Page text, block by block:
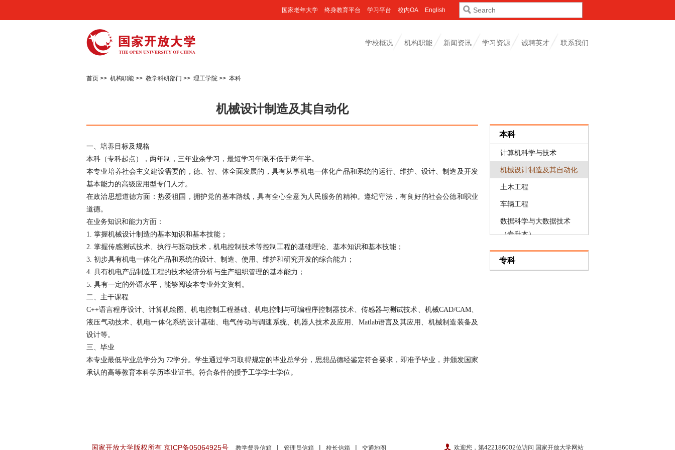
English
校内OA
学习平台
终身教育平台
国家老年大学
学校概况 机构职能 新闻资讯 学习资源 诚聘英才 联系我们
首页 >> 机构职能 >> 教学科研部门 >> 理工学院 >> 本科
本科
计算机科学与技术
机械设计制造及其自动化
土木工程
车辆工程
数据科学与大数据技术
（专升本）
软件工程（专升本）
机器人工程
专科
机械设计制造及其自动化
一、培养目标及规格
本科（专科起点），两年制，三年业余学习，最短学习年限不低于两年半。
本专业培养社会主义建设需要的，德、智、体全面发展的，具有从事机电一体化产品和系统的运行、维护、设计、制造及开发
基本能力的高级应用型专门人才。
在政治思想道德方面：热爱祖国，拥护党的基本路线，具有全心全意为人民服务的精神。遵纪守法，有良好的社会公德和职业
道德。
在业务知识和能力方面：
1. 掌握机械设计制造的基本知识和基本技能；
2. 掌握传感测试技术、执行与驱动技术，机电控制技术等控制工程的基础理论、基本知识和基本技能；
3. 初步具有机电一体化产品和系统的设计、制造、使用、维护和研究开发的综合能力；
4. 具有机电产品制造工程的技术经济分析与生产组织管理的基本能力；
5. 具有一定的外语水平，能够阅读本专业外文资料。
二、主干课程
C++语言程序设计、计算机绘图、机电控制工程基础、机电控制与可编程序控制器技术、传感器与测试技术、机械CAD/CAM、
液压气动技术、机电一体化系统设计基础、电气传动与调速系统、机器人技术及应用、Matlab语言及其应用、机械制造装备及
设计等。
三、毕业
本专业最低毕业总学分为 72学分。学生通过学习取得规定的毕业总学分，思想品德经鉴定符合要求，即准予毕业，并颁发国家
承认的高等教育本科学历毕业证书。符合条件的授予工学学士学位。
国家开放大学版权所有 京ICP备05064925号 教学督导信箱 | 管理员信箱 | 校长信箱 | 交通地图 欢迎您，第422186002位访问 国家开放大学网站